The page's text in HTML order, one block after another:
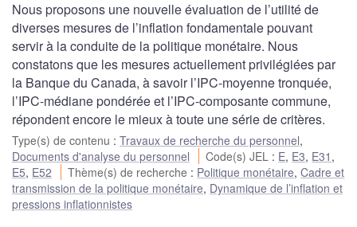
Nous proposons une nouvelle évaluation de l’utilité de
diverses mesures de l’inflation fondamentale pouvant
servir à la conduite de la politique monétaire. Nous
constatons que les mesures actuellement privilégiées par
la Banque du Canada, à savoir l’IPC-moyenne tronquée,
l’IPC-médiane pondérée et l’IPC-composante commune,
répondent encore le mieux à toute une série de critères.
Type(s) de contenu : Travaux de recherche du personnel,
Documents d'analyse du personnel
Code(s) JEL : E, E3, E31 ,
E5, E52 Thème(s) de recherche : Politique monétaire,Cadre et
transmission de la politique monétaire, Dynamique de l’inflation et
pressions inflationnistes